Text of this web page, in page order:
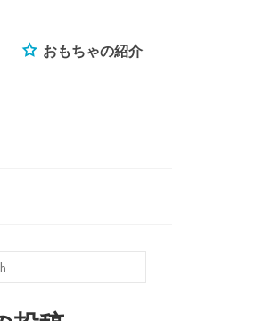
おもちゃの紹介